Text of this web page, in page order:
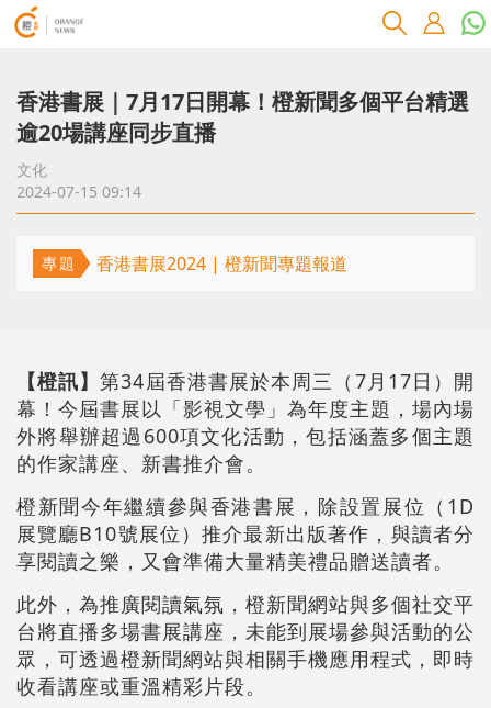
香港書展｜7月17日開幕！橙新聞多個平台精選
逾20場講座同步直播
文化
2024-07-15 09:14
專題 香港書展2024 | 橙新聞專題報道
【橙訊】第34屆香港書展於本周三（7月17日）開
幕！今屆書展以「影視文學」為年度主題，場內場
外將舉辦超過600項文化活動，包括涵蓋多個主題
的作家講座、新書推介會。
橙新聞今年繼續參與香港書展，除設置展位（1D
展覽廳B10號展位）推介最新出版著作，與讀者分
享閱讀之樂，又會準備大量精美禮品贈送讀者。
此外，為推廣閱讀氣氛，橙新聞網站與多個社交平
台將直播多場書展講座，未能到展場參與活動的公
眾，可透過橙新聞網站與相關手機應用程式，即時
收看講座或重溫精彩片段。